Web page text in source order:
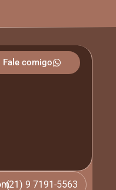
Fale comigo
(21) 9 7191-5563